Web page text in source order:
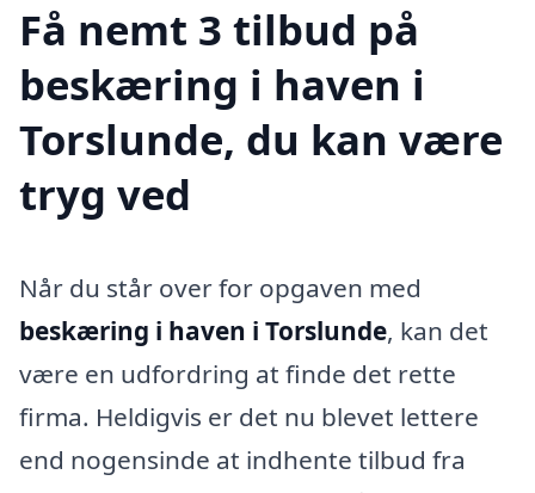
Få nemt 3 tilbud på
beskæring i haven i
Torslunde, du kan være
tryg ved
Når du står over for opgaven med
beskæring i haven i Torslunde, kan det
være en udfordring at finde det rette
firma. Heldigvis er det nu blevet lettere
end nogensinde at indhente tilbud fra